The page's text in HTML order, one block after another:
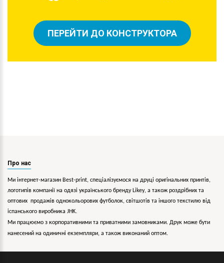
ПЕРЕЙТИ ДО КОНСТРУКТОРА
Про нас
Ми інтернет-магазин Best-print, спеціалізуємося на друці оригінальних принтів,
логотипів компанії на одязі українського бренду Likey, а також роздрібних та
оптових продажів однокольорових футболок, світшотів та іншого текстилю від
іспанського виробника JHK.
Ми працюємо з корпоративними та приватними замовниками. Друк може бути
нанесений на одиничні екземпляри, а також виконаний оптом.